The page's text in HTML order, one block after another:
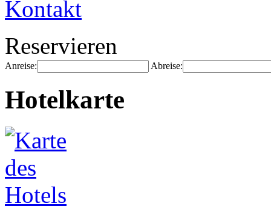
Kontakt
Reservieren
Anreise: Abreise:
Hotelkarte